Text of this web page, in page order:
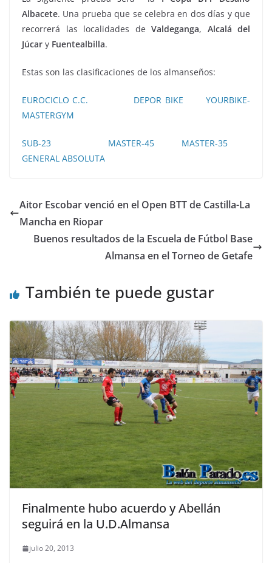
Albacete. Una prueba que se celebra en dos días y que
recorrerá las localidades de Valdeganga, Alcalá del
Júcar y Fuentealbilla.
Estas son las clasificaciones de los almanseños:
EUROCICLO C.C. DEPOR BIKE
YOURBIKE-
MASTERGYM
SUB-23 MASTER-45
MASTER-35
GENERAL ABSOLUTA
Aitor Escobar venció en el Open BTT de Castilla-La
Mancha en Riopar
Buenos resultados de la Escuela de Fútbol Base
Almansa en el Torneo de Getafe
También te puede gustar
Finalmente hubo acuerdo y Abellán
seguirá en la U.D.Almansa
julio 20, 2013